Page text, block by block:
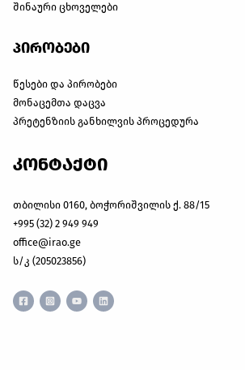
შინაური ცხოველები
პირობები
წესები და პირობები
მონაცემთა დაცვა
პრეტენზიის განხილვის პროცედურა
კონტაქტი
თბილისი 0160, ბოჭორიშვილის ქ. 88/15
+995 (32) 2 949 949
office@irao.ge
ს/კ (205023856)